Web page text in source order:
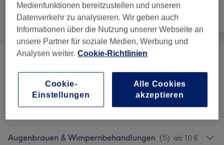
Alle Nägel
Nagelmodellage ( ab 40 €
Augenbrauen & Wimpernbehandlungen (5) ab 10 €
Medienfunktionen bereitzustellen und unseren
Datenverkehr zu analysieren. Wir geben auch
Informationen über die Nutzung unserer Webseite an
unsere Partner für soziale Medien, Werbung und
Analysen weiter. Cookie-Richtlinien
Cookie-
Einstellungen
Alle Cookies
akzeptieren